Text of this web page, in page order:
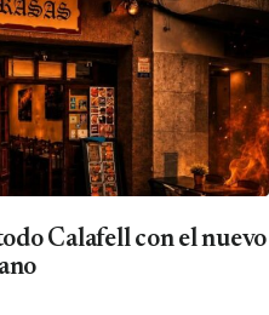
Calafell con el nuevo